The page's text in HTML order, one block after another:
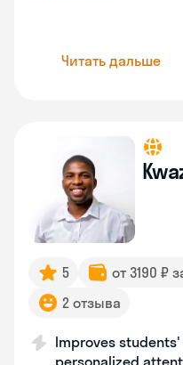
Читать дальше
5 от 3190 ₽
2 отзыва
Improves
personalized